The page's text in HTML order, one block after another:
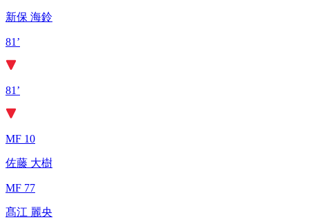
新保 海鈴
81’
81’
MF 10
佐藤 大樹
MF 77
髙江 麗央